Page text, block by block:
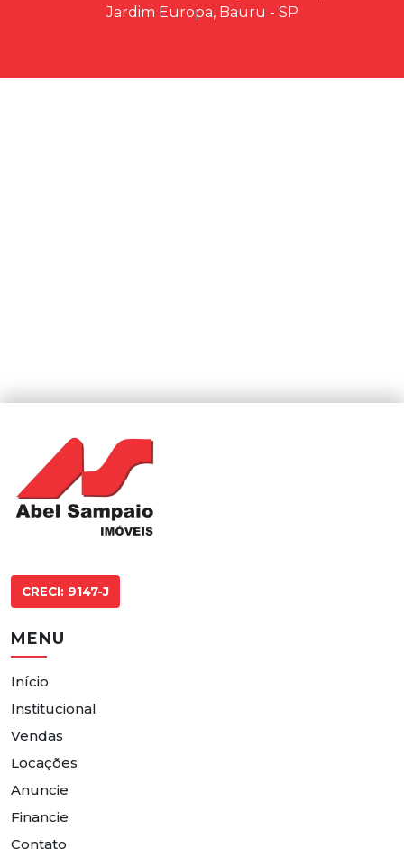
Jardim Europa, Bauru - SP
CRECI: 9147-J
MENU
Início
Institucional
Vendas
Locações
Anuncie
Financie
Contato